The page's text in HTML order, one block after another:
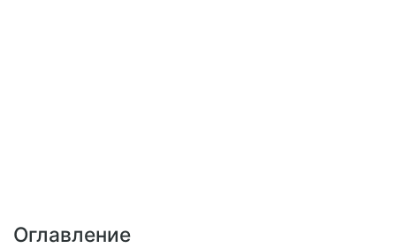
Оглавление